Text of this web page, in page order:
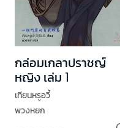
กล่อมเกลาปราชญ์
หญิง เล่ม 1
เทียนหรูอวี้
พวงหยก